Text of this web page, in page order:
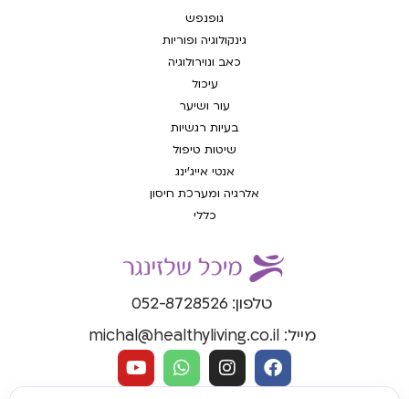
טלפון: 052-8728526
מייל: michal@healthyliving.co.il
גופנפש
גינקולוגיה ופוריות
כאב ונוירולוגיה
עיכול
עור ושיער
בעיות רגשיות
שיטות טיפול
אנטי אייג'ינג
אלרגיה ומערכת חיסון
כללי